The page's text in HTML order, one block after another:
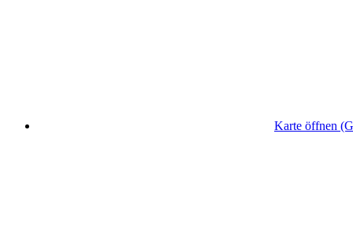
Karte öffnen